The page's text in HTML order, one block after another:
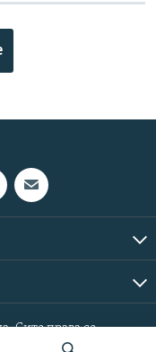
Сите права се